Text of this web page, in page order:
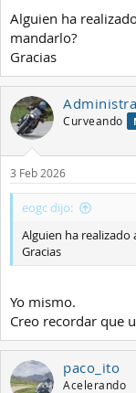
:
Alguien ha
mandarlo?
Gracias
Curveando
3 Feb 2026
eogc dijo:
Alguien ha
Gracias
Yo mismo.
Creo recordar que
paco_ito
Acelerando